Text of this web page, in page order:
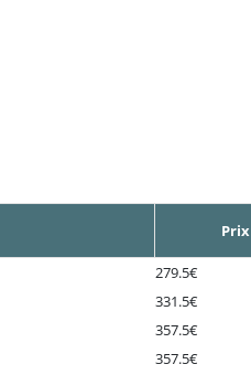
Prix
279.5€
331.5€
357.5€
357.5€